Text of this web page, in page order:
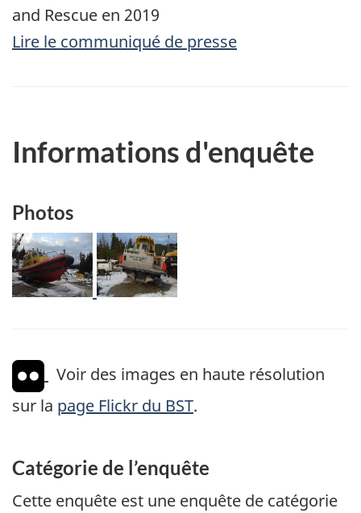
and Rescue en 2019
Lire le communiqué de presse
Informations d'enquête
Photos
Image Image
Voir des images en haute résolution
sur la page Flickr du BST.
Catégorie de l’enquête
Cette enquête est une enquête de catégorie